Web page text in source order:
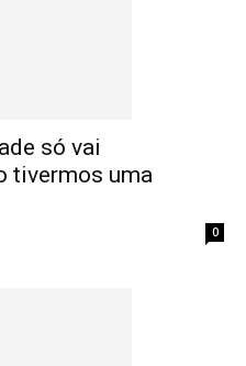
só vai
tivermos uma
0